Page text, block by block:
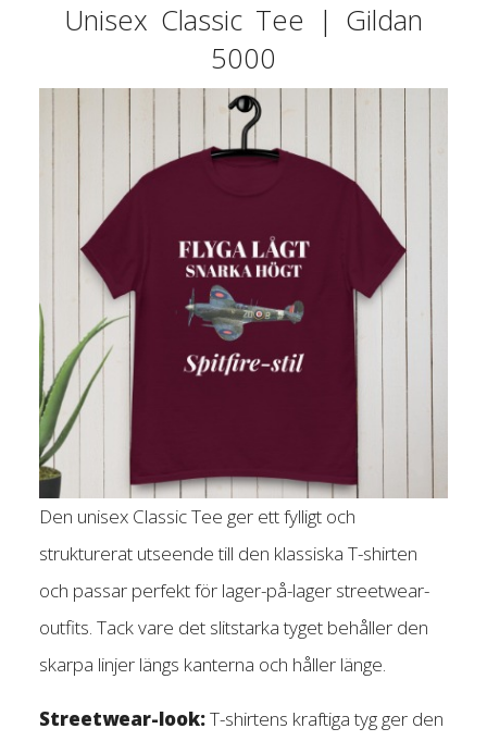
Unisex Classic Tee | Gildan
5000
Den unisex Classic Tee ger ett fylligt och
strukturerat utseende till den klassiska T-shirten
och passar perfekt för lager-på-lager streetwear-
outfits. Tack vare det slitstarka tyget behåller den
skarpa linjer längs kanterna och håller länge.
Streetwear-look:T-shirtens kraftiga tyg ger den